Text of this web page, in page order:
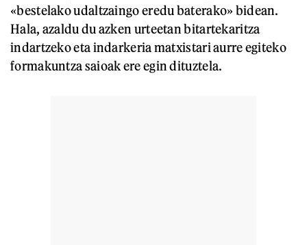
«bestelako udaltzaingo eredu baterako» bidean.
Hala, azaldu du azken urteetan bitartekaritza
indartzeko eta indarkeria matxistari aurre egiteko
formakuntza saioak ere egin dituztela.